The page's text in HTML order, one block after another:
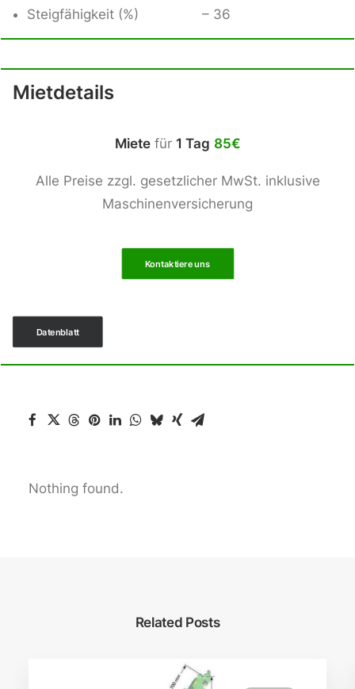
Steigfähigkeit (%) – 36
Mietdetails
Mietefür 1 Tag 85€
Alle Preise zzgl. gesetzlicher MwSt. inklusive
Maschinenversicherung
Kontaktiere uns
Datenblatt
Nothing found.
Related Posts